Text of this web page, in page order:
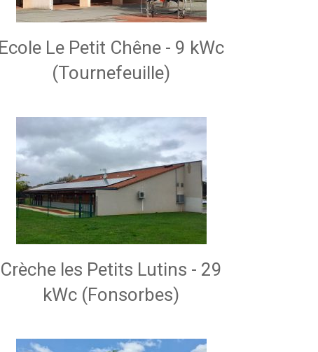
Ecole Le Petit Chêne - 9 kWc
(Tournefeuille)
Crèche les Petits Lutins - 29
kWc (Fonsorbes)